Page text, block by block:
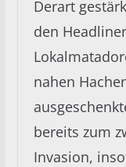
Derart
den
nahen
bereits zum
Invasion,